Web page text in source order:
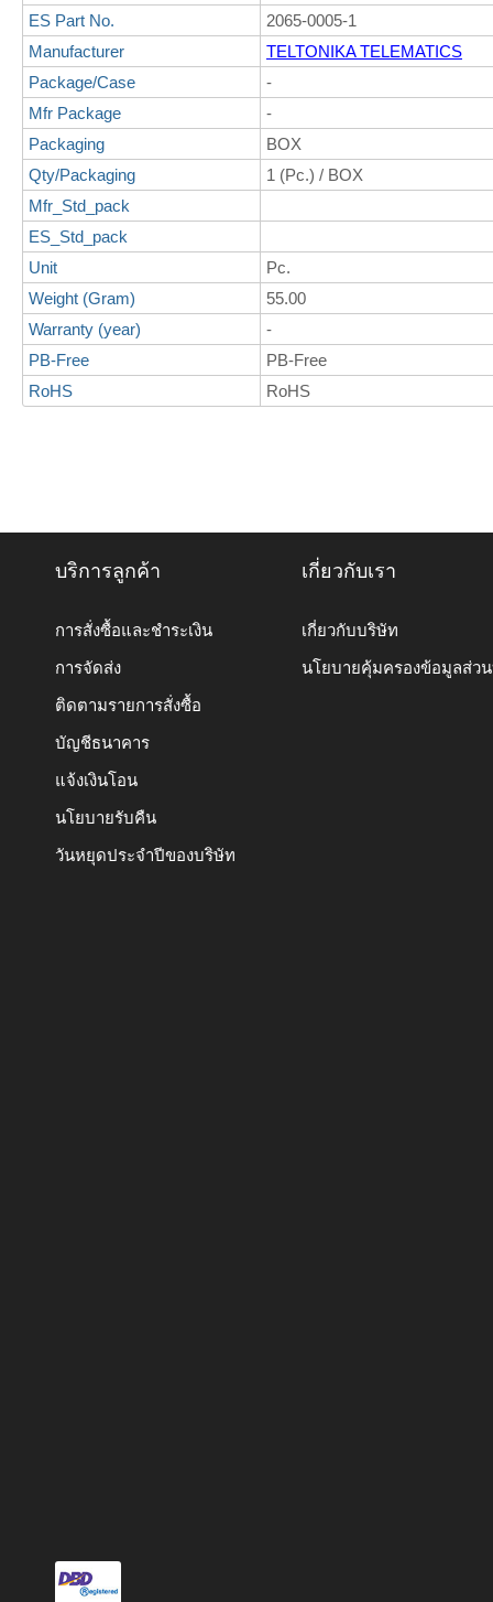
ES Part No.
2065-0005-1
Manufacturer
TELTONIKA TELEMATICS
Package/Case
-
Mfr Package
-
Packaging
BOX
Qty/Packaging
1 (Pc.) / BOX
Mfr_Std_pack
ES_Std_pack
Unit
Pc.
Weight (Gram)
55.00
Warranty (year)
-
PB-Free
PB-Free
RoHS
RoHS
บริการลูกค้า
การสั่งซื้อและชำระเงิน
การจัดส่ง
ติดตามรายการสั่งซื้อ
บัญชีธนาคาร
แจ้งเงินโอน
นโยบายรับคืน
วันหยุดประจำปีของบริษัท
เกี่ยวกับเรา
เกี่ยวกับบริษัท
นโยบายคุ้มครองข้อมูลส่ว